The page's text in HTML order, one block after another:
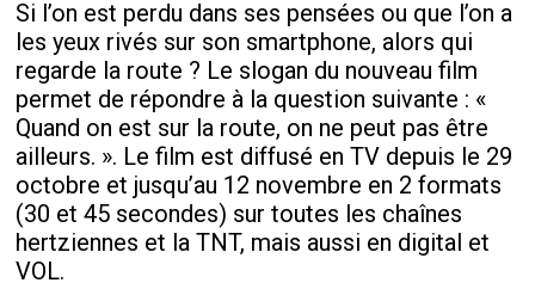
Si l’on est perdu dans ses pensées ou que l’on a
les yeux rivés sur son smartphone, alors qui
regarde la route ? Le slogan du nouveau film
permet de répondre à la question suivante : «
Quand on est sur la route, on ne peut pas être
ailleurs. ». Le film est diffusé en TV depuis le 29
octobre et jusqu’au 12 novembre en 2 formats
(30 et 45 secondes) sur toutes les chaînes
hertziennes et la TNT, mais aussi en digital et
VOL.